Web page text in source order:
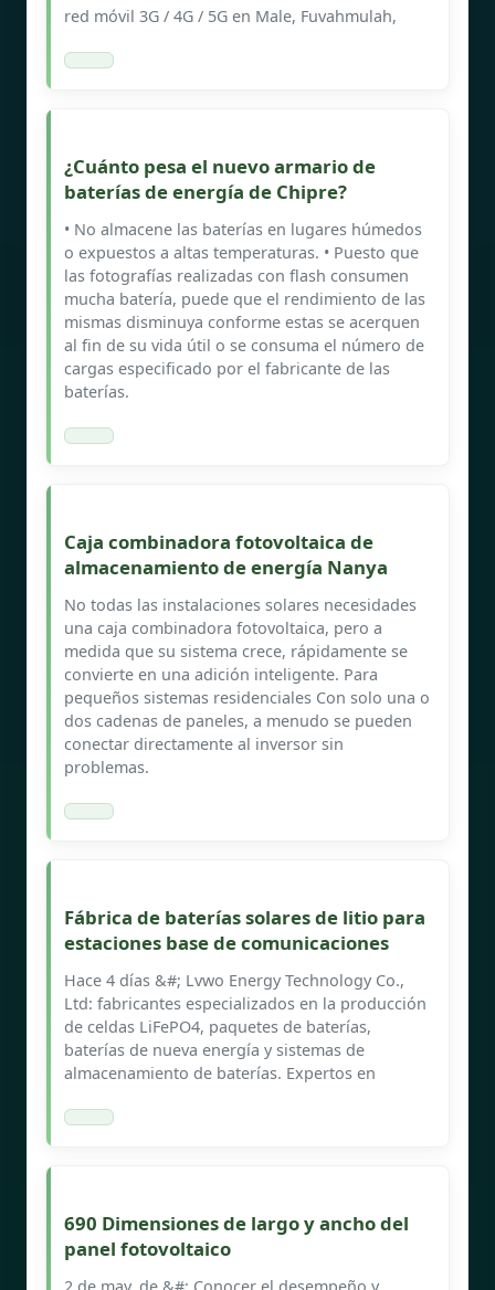
red móvil 3G / 4G / 5G en Male, Fuvahmulah,
¿Cuánto pesa el nuevo armario de
baterías de energía de Chipre?
• No almacene las baterías en lugares húmedos
o expuestos a altas temperaturas. • Puesto que
las fotografías realizadas con flash consumen
mucha batería, puede que el rendimiento de las
mismas disminuya conforme estas se acerquen
al fin de su vida útil o se consuma el número de
cargas especificado por el fabricante de las
baterías.
Caja combinadora fotovoltaica de
almacenamiento de energía Nanya
No todas las instalaciones solares necesidades
una caja combinadora fotovoltaica, pero a
medida que su sistema crece, rápidamente se
convierte en una adición inteligente. Para
pequeños sistemas residenciales Con solo una o
dos cadenas de paneles, a menudo se pueden
conectar directamente al inversor sin
problemas.
Fábrica de baterías solares de litio para
estaciones base de comunicaciones
Hace 4 días &#; Lvwo Energy Technology Co.,
Ltd: fabricantes especializados en la producción
de celdas LiFePO4, paquetes de baterías,
baterías de nueva energía y sistemas de
almacenamiento de baterías. Expertos en
690 Dimensiones de largo y ancho del
panel fotovoltaico